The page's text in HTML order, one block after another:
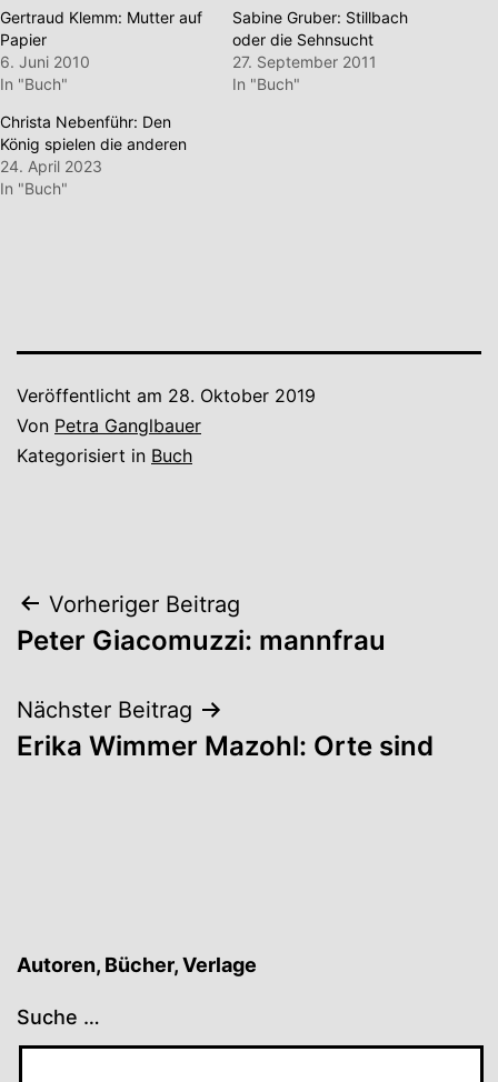
Gertraud Klemm: Mutter auf
Papier
6. Juni 2010
In "Buch"
Sabine Gruber: Stillbach
oder die Sehnsucht
27. September 2011
In "Buch"
Christa Nebenführ: Den
König spielen die anderen
24. April 2023
In "Buch"
Veröffentlicht am 28. Oktober 2019
Von Petra Ganglbauer
Kategorisiert in Buch
Beitrags-
Navigation
Vorheriger Beitrag
Peter Giacomuzzi: mannfrau
Nächster Beitrag
Erika Wimmer Mazohl: Orte sind
Autoren, Bücher, Verlage
Suche …